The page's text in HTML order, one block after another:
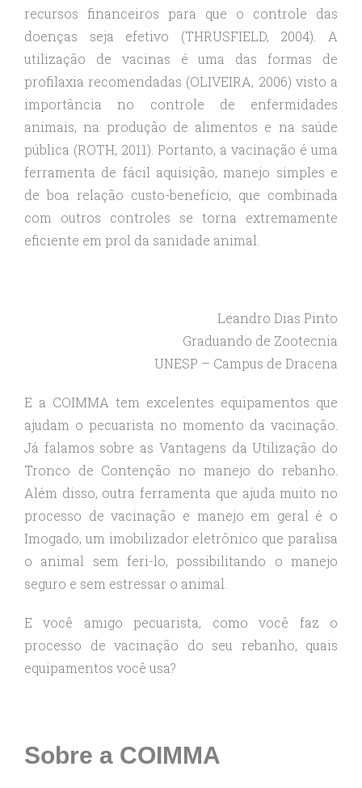
recursos financeiros para que o controle das
doenças seja efetivo (THRUSFIELD, 2004). A
utilização de vacinas é uma das formas de
profilaxia recomendadas (OLIVEIRA, 2006) visto a
importância no controle de enfermidades
animais, na produção de alimentos e na saúde
pública (ROTH, 2011). Portanto, a vacinação é uma
ferramenta de fácil aquisição, manejo simples e
de boa relação custo-benefício, que combinada
com outros controles se torna extremamente
eficiente em prol da sanidade animal.
Leandro Dias Pinto
Graduando de Zootecnia
UNESP – Campus de Dracena
E a COIMMA tem excelentes equipamentos que
ajudam o pecuarista no momento da vacinação.
Já falamos sobre as Vantagens da Utilização do
Tronco de Contenção no manejo do rebanho.
Além disso, outra ferramenta que ajuda muito no
processo de vacinação e manejo em geral é o
Imogado, um imobilizador eletrônico que paralisa
o animal sem feri-lo, possibilitando o manejo
seguro e sem estressar o animal.
E você amigo pecuarista, como você faz o
processo de vacinação do seu rebanho, quais
equipamentos você usa?
Sobre a COIMMA